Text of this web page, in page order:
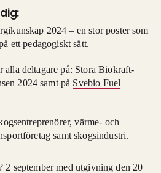
2024 – en stor poster som
ett pedagogiskt sätt.
alla deltagare på: Stora Biokraft-
2024 samt på Svebio Fuel
värme- och
samt skogsindustri.
2 september med utgivning den 20